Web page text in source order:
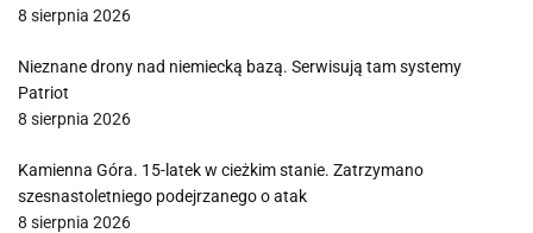
8 sierpnia 2026
Nieznane drony nad niemiecką bazą. Serwisują tam systemy
Patriot
8 sierpnia 2026
Kamienna Góra. 15-latek w cieżkim stanie. Zatrzymano
szesnastoletniego podejrzanego o atak
8 sierpnia 2026